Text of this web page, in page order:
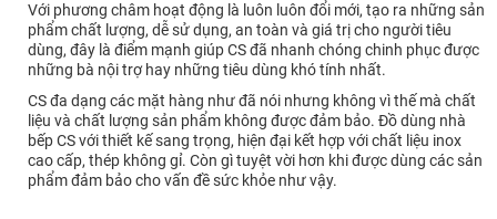
Với phương châm hoạt động là luôn luôn đổi mới, tạo ra những sản
phẩm chất lượng, dễ sử dụng, an toàn và giá trị cho người tiêu
dùng, đây là điểm mạnh giúp CS đã nhanh chóng chinh phục được
những bà nội trợ hay những tiêu dùng khó tính nhất.
CS đa dạng các mặt hàng như đã nói nhưng không vì thế mà chất
liệu và chất lượng sản phẩm không được đảm bảo. Đồ dùng nhà
bếp CS với thiết kế sang trọng, hiện đại kết hợp với chất liệu inox
cao cấp, thép không gỉ. Còn gì tuyệt vời hơn khi được dùng các sản
phẩm đảm bảo cho vấn đề sức khỏe như vậy.